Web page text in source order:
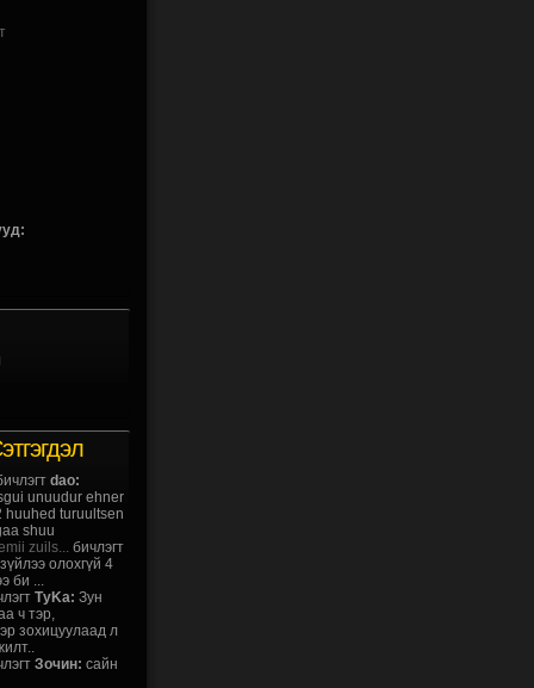
dao:
unuudur ehner
huuhed turuultsen
shuu
zuils... бичлэгт
олохгүй 4
би ...
ТуKа: Зун
ч тэр,
зохицуулаад л
Зочин: сайн